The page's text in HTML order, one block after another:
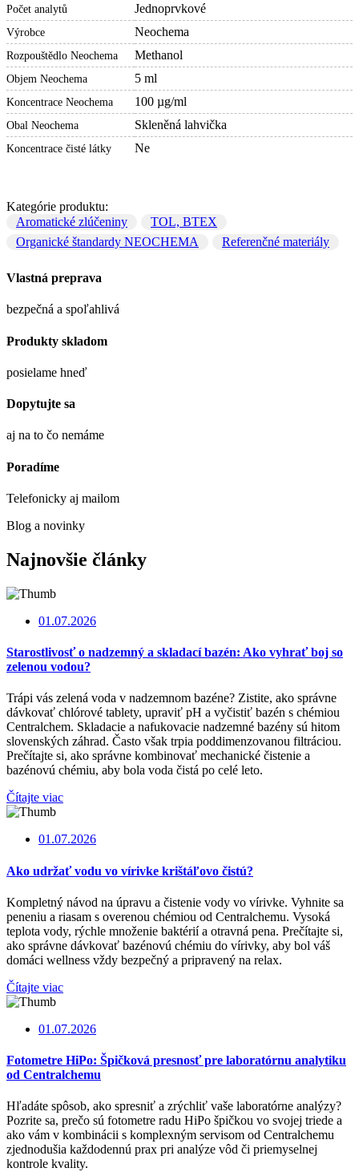
Počet analytů Jednoprvkové
Výrobce Neochema
Rozpouštědlo Neochema Methanol
Objem Neochema 5 ml
Koncentrace Neochema 100 µg/ml
Obal Neochema Skleněná lahvička
Koncentrace čisté látky Ne
Kategórie produktu:
Aromatické zlúčeniny
TOL, BTEX
Organické štandardy NEOCHEMA
Referenčné materiály
Vlastná preprava
bezpečná a spoľahlivá
Produkty skladom
posielame hneď
Dopytujte sa
aj na to čo nemáme
Poradíme
Telefonicky aj mailom
Blog a novinky
Najnovšie články
01.07.2026
Starostlivosť o nadzemný a skladací bazén: Ako vyhrať boj so
zelenou vodou?
Trápi vás zelená voda v nadzemnom bazéne? Zistite, ako správne
dávkovať chlórové tablety, upraviť pH a vyčistiť bazén s chémiou
Centralchem. Skladacie a nafukovacie nadzemné bazény sú hitom
slovenských záhrad. Často však trpia poddimenzovanou filtráciou.
Prečítajte si, ako správne kombinovať mechanické čistenie a
bazénovú chémiu, aby bola voda čistá po celé leto.
Čítajte viac
01.07.2026
Ako udržať vodu vo vírivke krištáľovo čistú?
Kompletný návod na úpravu a čistenie vody vo vírivke. Vyhnite sa
peneniu a riasam s overenou chémiou od Centralchemu. Vysoká
teplota vody, rýchle množenie baktérií a otravná pena. Prečítajte si,
ako správne dávkovať bazénovú chémiu do vírivky, aby bol váš
domáci wellness vždy bezpečný a pripravený na relax.
Čítajte viac
01.07.2026
Fotometre HiPo: Špičková presnosť pre laboratórnu analytiku
od Centralchemu
Hľadáte spôsob, ako spresniť a zrýchliť vaše laboratórne analýzy?
Pozrite sa, prečo sú fotometre radu HiPo špičkou vo svojej triede a
ako vám v kombinácii s komplexným servisom od Centralchemu
zjednodušia každodennú prax pri analýze vôd či priemyselnej
kontrole kvality.